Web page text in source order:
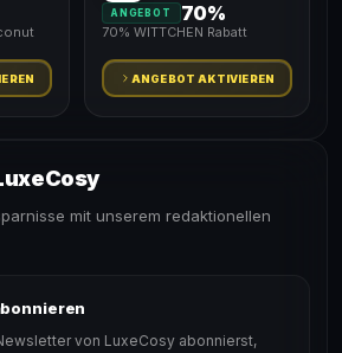
ANGEBOT 70%
70% WITTCHEN Rabatt
ANGEBOT AKTIVIEREN
mit unserem redaktionellen
von LuxeCosy abonnierst,